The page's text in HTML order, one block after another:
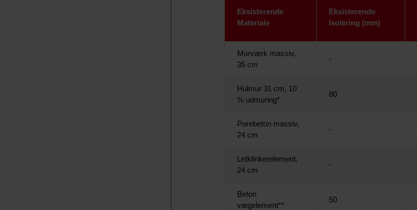
Eksisterende
Materiale
Eksisterende
Isolering (mm)
Murværk massiv,
35 cm
-
Hulmur 31 cm, 10
% udmuring*
80
Porebeton massiv,
24 cm
-
Letklinkerelement,
24 cm
-
Beton
vægelement**
50